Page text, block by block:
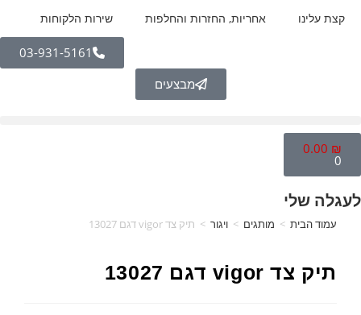
קצת עלינו אחריות, החזרות והחלפות שירות הלקוחות
03-931-5161
מבצעים
0.00 ₪
0
לעגלה שלי
עמוד הבית > מותגים > ויגור > תיק צד vigor דגם 13027
תיק צד vigor דגם 13027